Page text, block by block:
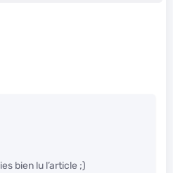
bien lu l’article ;)